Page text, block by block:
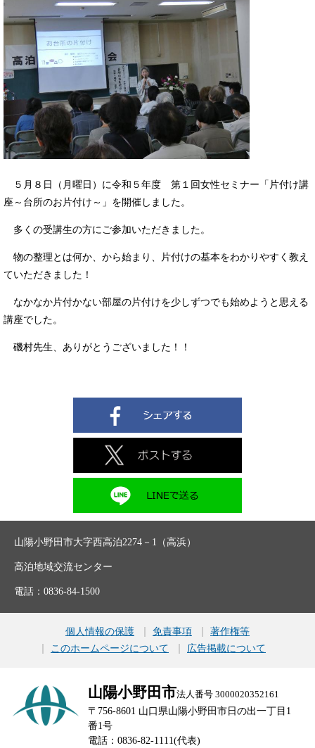
５月８日（月曜日）に令和５年度 第１回女性セミナー「片付け講
座～台所のお片付け～」を開催しました。
多くの受講生の方にご参加いただきました。
物の整理とは何か、から始まり、片付けの基本をわかりやすく教え
ていただきました！
なかなか片付かない部屋の片付けを少しずつでも始めようと思える
講座でした。
磯村先生、ありがとうございました！！
山陽小野田市大字西高泊2274－1（高浜）
高泊地域交流センター
電話：0836-84-1500
個人情報の保護 免責事項
著作権等
このホームページについて
広告掲載について
山陽小野田市法人番号 3000020352161
〒756-8601 山口県山陽小野田市日の出一丁目1
番1号
電話：0836-82-1111(代表)